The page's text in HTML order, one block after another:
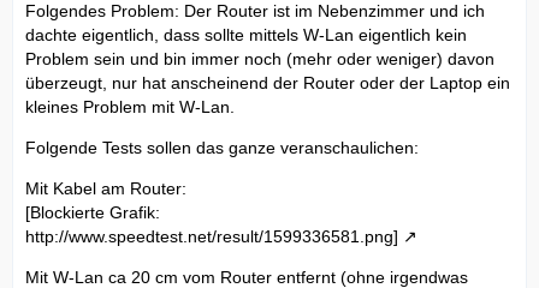
Folgendes Problem: Der Router ist im Nebenzimmer und ich
dachte eigentlich, dass sollte mittels W-Lan eigentlich kein
Problem sein und bin immer noch (mehr oder weniger) davon
überzeugt, nur hat anscheinend der Router oder der Laptop ein
kleines Problem mit W-Lan.
Folgende Tests sollen das ganze veranschaulichen:
Mit Kabel am Router:
[Blockierte Grafik:
http://www.speedtest.net/result/1599336581.png]
Mit W-Lan ca 20 cm vom Router entfernt (ohne irgendwas